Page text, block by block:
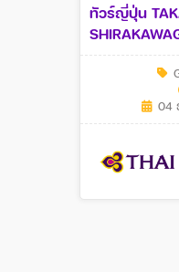
ทัวร์ญี่ปุ่น
NEW
04